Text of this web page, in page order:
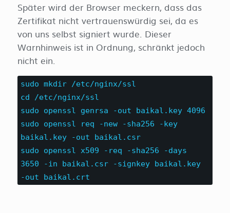
Später wird der Browser meckern, dass das
Zertifikat nicht vertrauenswürdig sei, da es
von uns selbst signiert wurde. Dieser
Warnhinweis ist in Ordnung, schränkt jedoch
nicht ein.
sudo mkdir /etc/nginx/ssl
cd /etc/nginx/ssl
sudo openssl genrsa -out baikal.key 4096
sudo openssl req -new -sha256 -key
baikal.key -out baikal.csr
sudo openssl x509 -req -sha256 -days
3650 -in baikal.csr -signkey baikal.key
-out baikal.crt